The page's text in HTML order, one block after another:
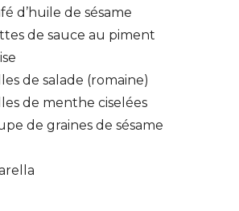
d’huile de sésame
de sauce au piment
de salade (romaine)
de menthe ciselées
de graines de sésame